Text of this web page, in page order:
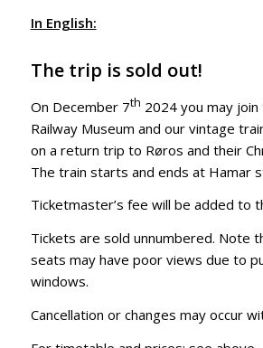
In English:
The trip is sold out!
On December 7th 2024 you may
Railway Museum and our vintage
on a return trip to Røros and their
The train starts and ends at Hamar
Ticketmaster’s fee will be added to
Tickets are sold unnumbered. Note
seats may have poor views due to
windows.
Cancellation or changes may occur